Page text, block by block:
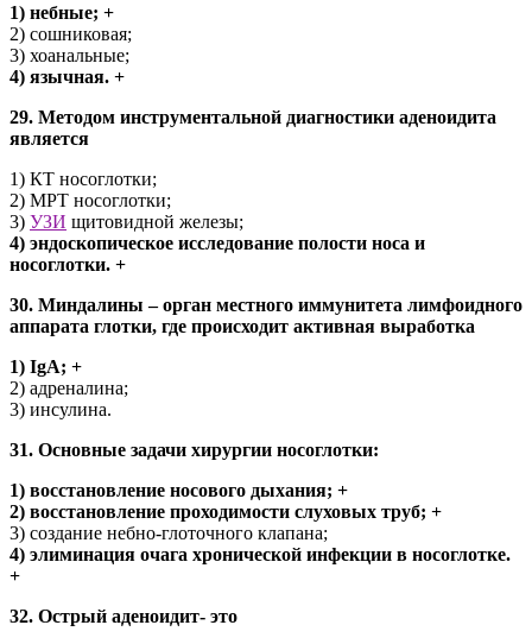
1) небные; +
2) сошниковая;
3) хоанальные;
4) язычная. +
29. Методом инструментальной диагностики аденоидита
является
1) КТ носоглотки;
2) МРТ носоглотки;
3) УЗИ щитовидной железы;
4) эндоскопическое исследование полости носа и
носоглотки. +
30. Миндалины – орган местного иммунитета лимфоидного
аппарата глотки, где происходит активная выработка
1) IgA; +
2) адреналина;
3) инсулина.
31. Основные задачи хирургии носоглотки:
1) восстановление носового дыхания; +
2) восстановление проходимости слуховых труб; +
3) создание небно-глоточного клапана;
4) элиминация очага хронической инфекции в носоглотке.
+
32. Острый аденоидит- это